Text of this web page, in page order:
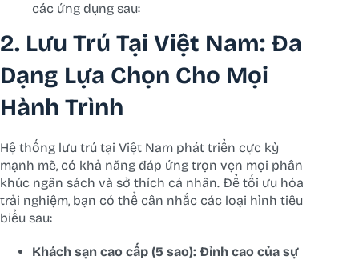
các ứng dụng sau:
2. Lưu Trú Tại Việt Nam: Đa
Dạng Lựa Chọn Cho Mọi
Hành Trình
Hệ thống lưu trú tại Việt Nam phát triển cực kỳ
mạnh mẽ, có khả năng đáp ứng trọn vẹn mọi phân
khúc ngân sách và sở thích cá nhân. Để tối ưu hóa
trải nghiệm, bạn có thể cân nhắc các loại hình tiêu
biểu sau:
Khách sạn cao cấp (5 sao): Đỉnh cao của sự